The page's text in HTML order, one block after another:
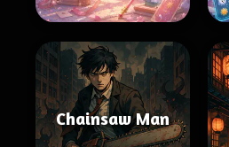
Chainsaw Man